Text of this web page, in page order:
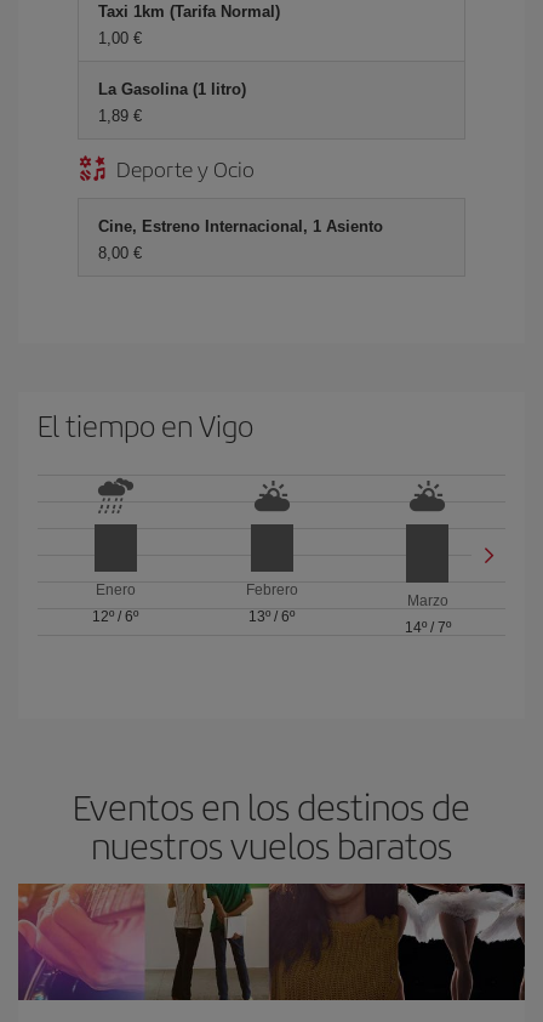
Taxi 1km (Tarifa Normal)
1,00 €
La Gasolina (1 litro)
1,89 €
Deporte y Ocio
Cine, Estreno Internacional, 1 Asiento
8,00 €
El tiempo en Vigo
Enero
12º /6º
Febrero
13º / 6º
Marzo
14º/ 7º
Eventos en los destinos de
nuestros vuelos baratos